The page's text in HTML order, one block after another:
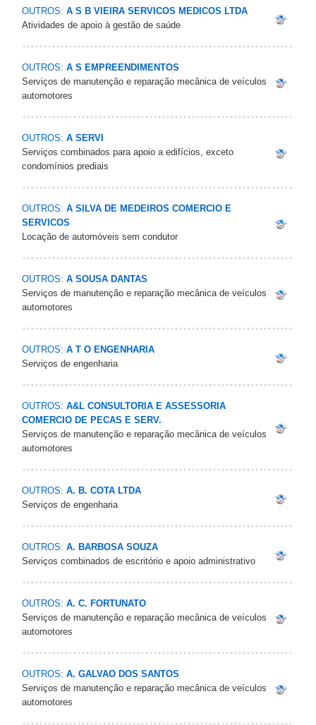
OUTROS: A S B VIEIRA SERVICOS MEDICOS LTDA
Atividades de apoio à gestão de saúde
OUTROS: A S EMPREENDIMENTOS
Serviços de manutenção e reparação mecânica de veículos
automotores
OUTROS: A SERVI
Serviços combinados para apoio a edifícios, exceto
condomínios prediais
OUTROS: A SILVA DE MEDEIROS COMERCIO E
SERVICOS
Locação de automóveis sem condutor
OUTROS: A SOUSA DANTAS
Serviços de manutenção e reparação mecânica de veículos
automotores
OUTROS: A T O ENGENHARIA
Serviços de engenharia
OUTROS: A&L CONSULTORIA E ASSESSORIA
COMERCIO DE PECAS E SERV.
Serviços de manutenção e reparação mecânica de veículos
automotores
OUTROS: A. B. COTA LTDA
Serviços de engenharia
OUTROS: A. BARBOSA SOUZA
Serviços combinados de escritório e apoio administrativo
OUTROS: A. C. FORTUNATO
Serviços de manutenção e reparação mecânica de veículos
automotores
OUTROS: A. GALVAO DOS SANTOS
Serviços de manutenção e reparação mecânica de veículos
automotores